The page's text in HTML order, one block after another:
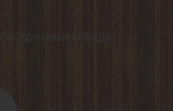
временем буду